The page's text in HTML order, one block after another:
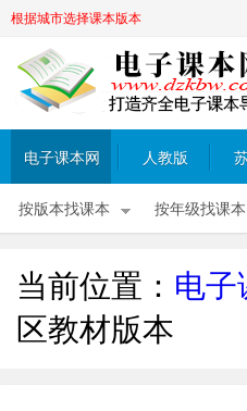
根据城市选择课本版本
电子课本网 人教版
按版本找课本 按年级找课本
当前位置： 电子
区教材版本